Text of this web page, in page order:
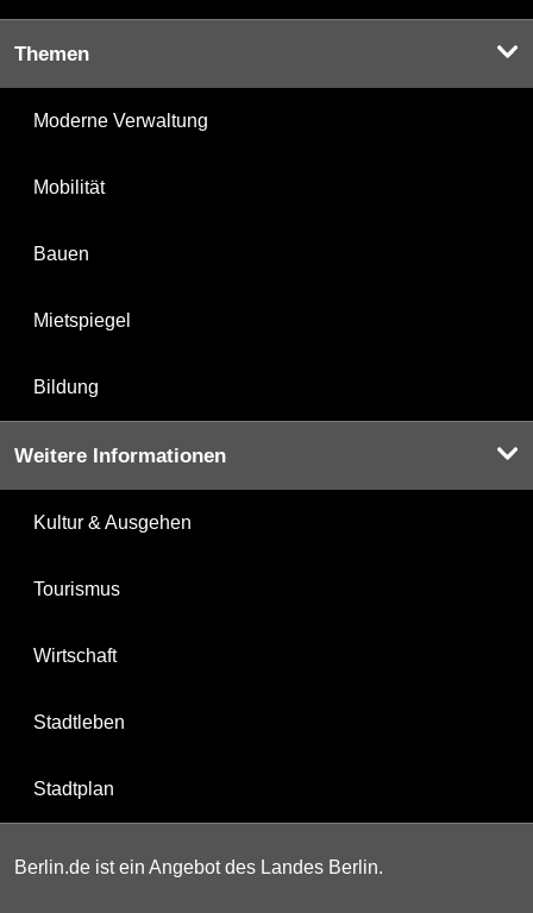
Themen
Moderne Verwaltung
Mobilität
Bauen
Mietspiegel
Bildung
Weitere Informationen
Kultur & Ausgehen
Tourismus
Wirtschaft
Stadtleben
Stadtplan
Berlin.de ist ein Angebot des Landes Berlin.